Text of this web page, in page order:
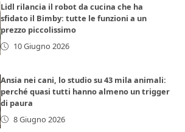
Lidl rilancia il robot da cucina che ha
sfidato il Bimby: tutte le funzioni a un
prezzo piccolissimo
10 Giugno 2026
Ansia nei cani, lo studio su 43 mila animali:
perché quasi tutti hanno almeno un trigger
di paura
8 Giugno 2026